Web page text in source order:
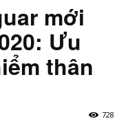
mới
Ưu
thân
728